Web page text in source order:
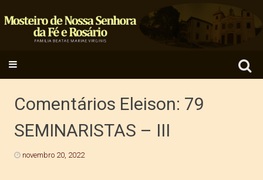
Search
for:
SKIP TO CONTENT
Comentários Eleison: 79
SEMINARISTAS – III
novembro 20, 2022